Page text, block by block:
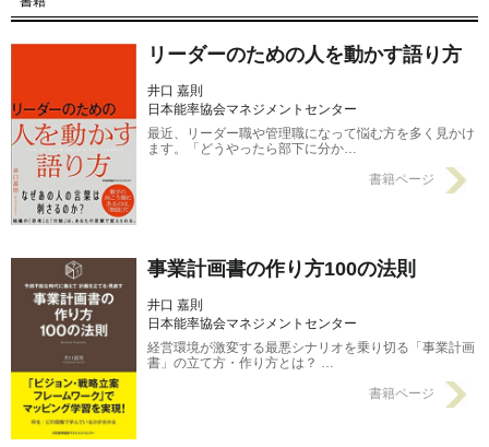
【第13回】 豊田章一郎氏死去！トヨタを世界有数の自動車メー
リーダーのための人を動かす語り方
井口 嘉則
日本能率協会マネジメントセンター
最近、リーダー職や管理職になって悩む方を多く見かけ
ます。「どうやったら部下に分か…
書籍ページ
事業計画書の作り方100の法則
井口 嘉則
日本能率協会マネジメントセンター
経営環境が激変する最悪シナリオを乗り切る「事業計画
書」の立て方・作り方とは？ …
書籍ページ